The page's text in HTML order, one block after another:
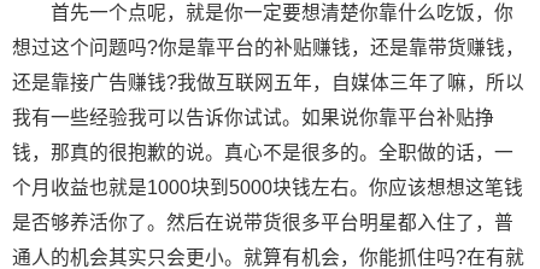
首先一个点呢，就是你一定要想清楚你靠什么吃饭，你
想过这个问题吗?你是靠平台的补贴赚钱，还是靠带货赚钱，
还是靠接广告赚钱?我做互联网五年，自媒体三年了嘛，所以
我有一些经验我可以告诉你试试。如果说你靠平台补贴挣
钱，那真的很抱歉的说。真心不是很多的。全职做的话，一
个月收益也就是1000块到5000块钱左右。你应该想想这笔钱
是否够养活你了。然后在说带货很多平台明星都入住了，普
通人的机会其实只会更小。就算有机会，你能抓住吗?在有就